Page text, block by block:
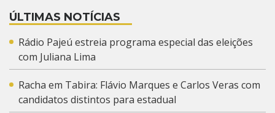
ÚLTIMAS NOTÍCIAS
Rádio Pajeú estreia programa especial das eleições
com Juliana Lima
Racha em Tabira: Flávio Marques e Carlos Veras com
candidatos distintos para estadual